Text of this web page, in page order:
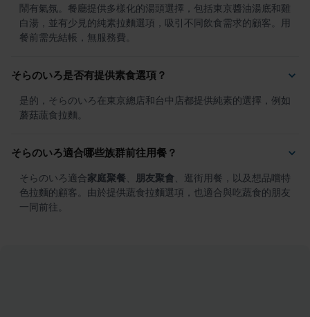
鬧有氣氛。餐廳提供多樣化的湯頭選擇，包括東京醬油湯底和雞
白湯，並有少見的純素拉麵選項，吸引不同飲食需求的顧客。用
餐前需先結帳，無服務費。
そらのいろ是否有提供素食選項？
是的，そらのいろ在東京總店和台中店都提供純素的選擇，例如
蘑菇蔬食拉麵。
そらのいろ適合哪些族群前往用餐？
そらのいろ適合家庭聚餐 朋友聚會 、逛街用餐，以及想品嚐特
色拉麵的顧客。由於提供蔬食拉麵選項，也適合與吃蔬食的朋友
一同前往。